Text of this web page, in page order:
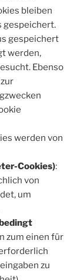
bleiben
gespeichert.
gespeichert
werden,
Ebenso
werden von
Cookies):
von
um
zum einen für
zu